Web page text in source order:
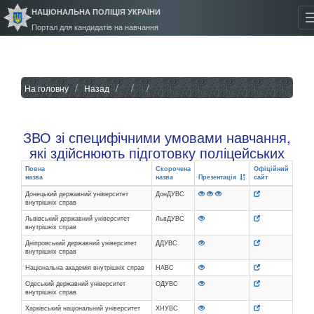
НАЦІОНАЛЬНА ПОЛІЦІЯ УКРАЇНИ
Портал для кандидатів на навчання
На головну Назад
ЗВО зі специфічними умовами навчання,
які здійснюють підготовку поліцейських
Повна
назва
Скорочена
назва
Презентація
Офіційний
сайт
Донецький державний університет
внутрішніх справ
ДонДУВС
Львівський державний університет
внутрішніх справ
ЛьвДУВС
Дніпровський державний університет
внутрішніх справ
ДДУВС
Національна академія внутрішніх справ
НАВС
Одеський державний університет
внутрішніх справ
ОДУВС
Харківський національний університет
ХНУВС